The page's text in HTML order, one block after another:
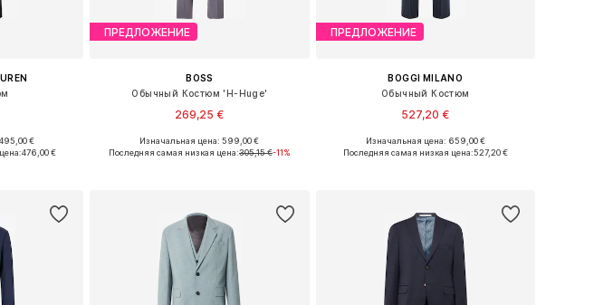
x Обычный
€
476,00 €
ПРЕДЛОЖЕНИЕ
BOSS
Обычный Костюм 'H-Huge'
269,25 €
Доступные размеры: 56
Изначальная цена: 599,00 €
Последняя самая низкая цена:305,15 €-11%
ПРЕДЛОЖЕНИЕ
BOGGI MILANO
Обычный Костюм
527,20 €
Доступные размеры: 52
Изначальная цена: 659,00 €
Последняя самая низкая цена:527,20 €